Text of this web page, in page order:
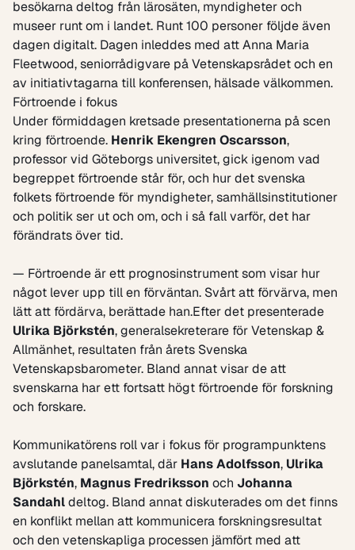
besökarna deltog från lärosäten, myndigheter och
museer runt om i landet. Runt 100 personer följde även
dagen digitalt. Dagen inleddes med att Anna Maria
Fleetwood, seniorrådigvare på Vetenskapsrådet och en
av initiativtagarna till konferensen, hälsade välkommen.
Förtroende i fokus
Under förmiddagen kretsade presentationerna på scen
kring förtroende. Henrik Ekengren Oscarsson,
professor vid Göteborgs universitet, gick igenom vad
begreppet förtroende står för, och hur det svenska
folkets förtroende för myndigheter, samhällsinstitutioner
och politik ser ut och om, och i så fall varför, det har
förändrats över tid.
— Förtroende är ett prognosinstrument som visar hur
något lever upp till en förväntan. Svårt att förvärva, men
lätt att fördärva, berättade han.Efter det presenterade
Ulrika Björkstén, generalsekreterare för Vetenskap &
Allmänhet, resultaten från årets Svenska
Vetenskapsbarometer. Bland annat visar de att
svenskarna har ett fortsatt högt förtroende för forskning
och forskare.
Kommunikatörens roll var i fokus för programpunktens
avslutande panelsamtal, där Hans Adolfsson, Ulrika
Björkstén, Magnus Fredriksson och Johanna
Sandahldeltog. Bland annat diskuterades om det finns
en konflikt mellan att kommunicera forskningsresultat
och den vetenskapliga processen jämfört med att